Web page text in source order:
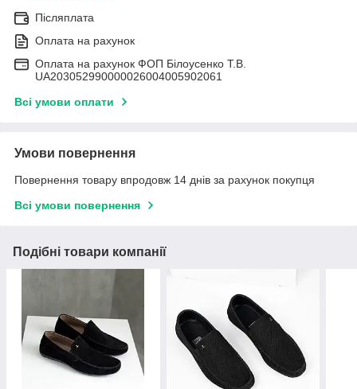
Післяплата
Оплата на рахунок
Оплата на рахунок ФОП Білоусенко Т.В.
UA203052990000026004005902061
Всі умови оплати
Умови повернення
Повернення товару впродовж 14 днів за рахунок покупця
Всі умови повернення
Подібні товари компанії